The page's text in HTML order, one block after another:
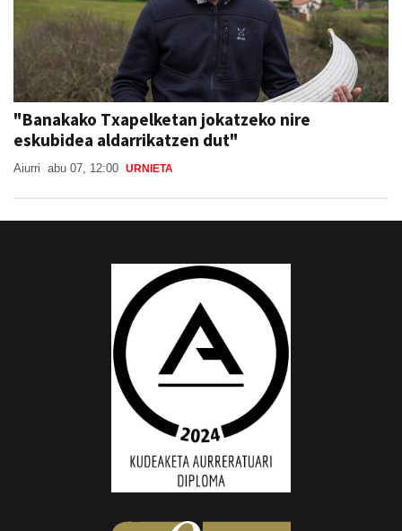
"Banakako Txapelketan jokatzeko nire
eskubidea aldarrikatzen dut"
Aiurri abu 07, 12:00 URNIETA